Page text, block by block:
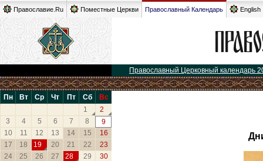
Православие.Ru Поместные Церкви Православный Календарь English
Православный Церковный календарь
Пн Вт Ср Чт Пт Сб
Вс
1
2
3
4 5 6 7 8
9
10
11 12 13 14 15
16
17
18 19 20 21 22
23
24
25 26 27 28 29
30